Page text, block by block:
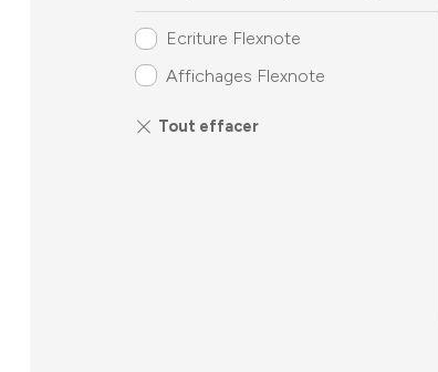
Ecriture Flexnote
Affichages Flexnote